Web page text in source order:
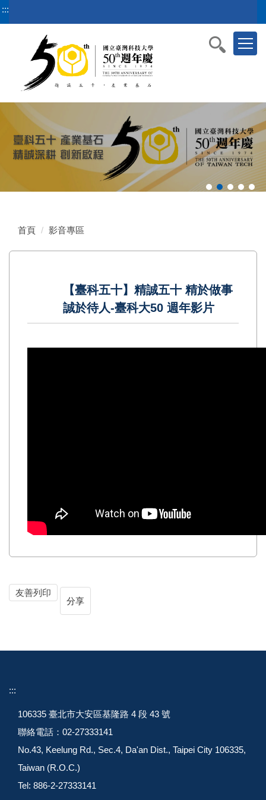
跳
到
塊
:::
首頁 影音專區
【臺科五十】精誠五十 精於做事
誠於待人-臺科大50 週年影片
友善列印
分享
:::
106335 臺北市大安區基隆路 4 段 43 號
聯絡電話：02-27333141
No.43, Keelung Rd., Sec.4, Da'an Dist., Taipei City 106335,
Taiwan (R.O.C.)
Tel: 886-2-27333141